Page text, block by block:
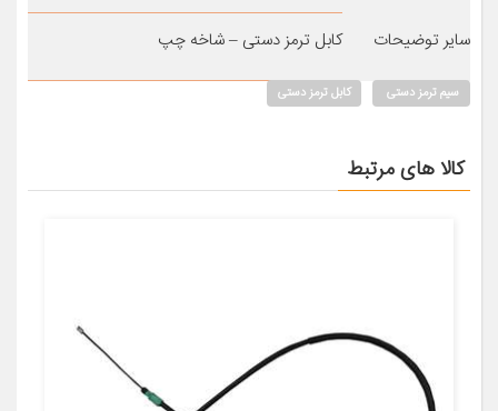
سایر توضیحات کابل ترمز دستی – شاخه چپ
سیم ترمز دستی کابل ترمز دستی
کالا های مرتبط